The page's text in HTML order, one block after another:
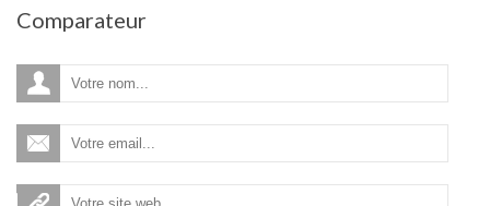
n
v
a
i
o
Comparateur